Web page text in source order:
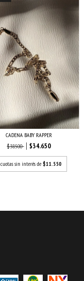
CADENA BABY RAPPER
$38.500
$34.650
cuotas sin interés de$11.550